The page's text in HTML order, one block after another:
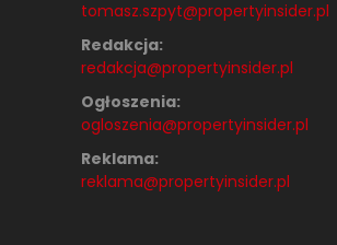
tomasz.szpyt@propertyinsider.pl
Redakcja:
redakcja@propertyinsider.pl
Ogłoszenia:
ogloszenia@propertyinsider.pl
Reklama:
reklama@propertyinsider.pl